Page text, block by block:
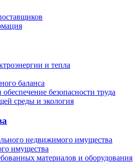
и тепла
баланса
безопасности труда
среды и экология
недвижимого имущества
имущества
материалов и оборудования